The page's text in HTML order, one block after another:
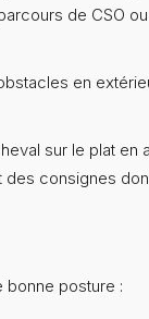
de CSO
en
sur le plat en
des consignes
bonne posture :